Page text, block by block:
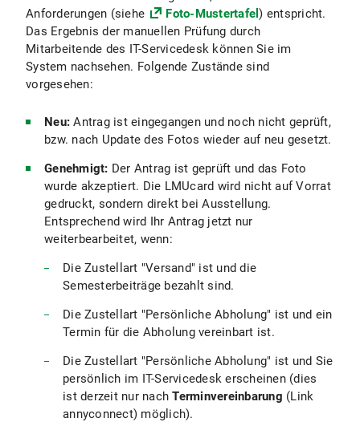
Anforderungen (siehe
Foto-Mustertafel) entspricht.
Das Ergebnis der manuellen Prüfung durch
Mitarbeitende des IT-Servicedesk können Sie im
System nachsehen. Folgende Zustände sind
vorgesehen:
Neu: Antrag ist eingegangen und noch nicht geprüft,
bzw. nach Update des Fotos wieder auf neu gesetzt.
Genehmigt: Der Antrag ist geprüft und das Foto
wurde akzeptiert. Die LMUcard wird nicht auf Vorrat
gedruckt, sondern direkt bei Ausstellung.
Entsprechend wird Ihr Antrag jetzt nur
weiterbearbeitet, wenn:
Die Zustellart "Versand" ist und die
Semesterbeiträge bezahlt sind.
Die Zustellart "Persönliche Abholung" ist und ein
Termin für die Abholung vereinbart ist.
Die Zustellart "Persönliche Abholung" ist und Sie
persönlich im IT-Servicedesk erscheinen (dies
ist derzeit nur nachTerminvereinbarung (Link
annyconnect) möglich).